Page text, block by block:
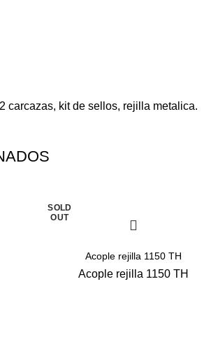
carcazas, kit de sellos, rejilla metalica.
SOLD
OUT
Acople rejilla 1150 TH
Acople rejilla 1150 TH